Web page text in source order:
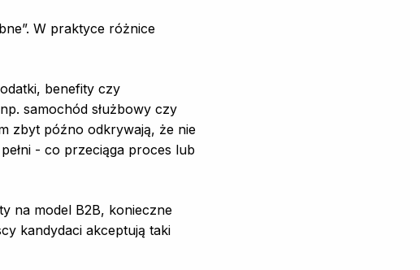
W praktyce różnice
benefity czy
samochód służbowy czy
zbyt późno odkrywają, że nie
- co przeciąga proces lub
na model B2B, konieczne
kandydaci akceptują taki